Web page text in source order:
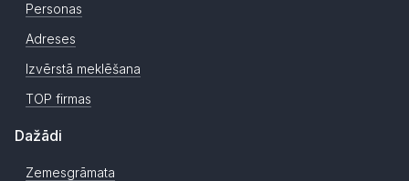
Personas
Adreses
Izvērstā meklēšana
TOP firmas
Dažādi
Zemesgrāmata